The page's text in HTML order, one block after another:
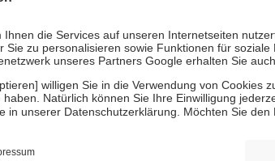
Versicherten für ihre eigene Gesundheit zu stärken
bis zum vollendeten 18. Lebensjahr mit Ausnahme
und Früherkennung, die von der GKV getragen
https://help.etrusted.com/hc/de/articles/